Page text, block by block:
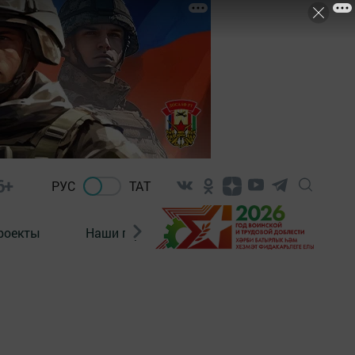
РУС ТАТ
Наши герои Нормативно-правовые